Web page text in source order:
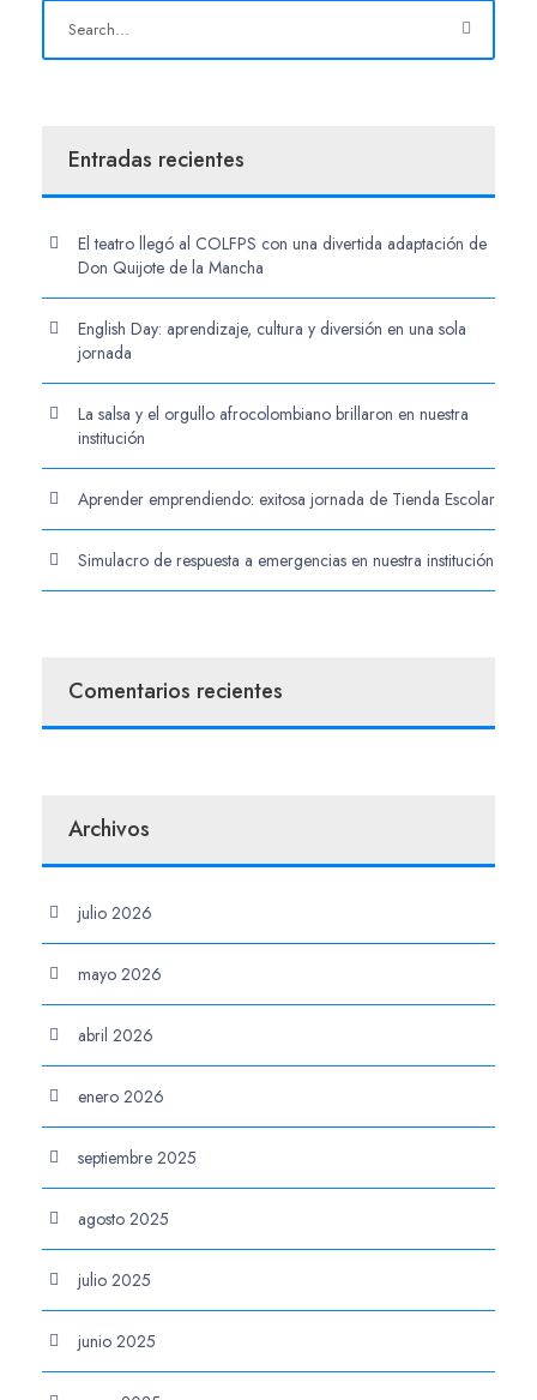
Entradas recientes
El teatro llegó al COLFPS con una divertida adaptación de
Don Quijote de la Mancha
English Day: aprendizaje, cultura y diversión en una sola
jornada
La salsa y el orgullo afrocolombiano brillaron en nuestra
institución
Aprender emprendiendo: exitosa jornada de Tienda Escolar
Simulacro de respuesta a emergencias en nuestra institución
Comentarios recientes
Archivos
julio 2026
mayo 2026
abril 2026
enero 2026
septiembre 2025
agosto 2025
julio 2025
junio 2025